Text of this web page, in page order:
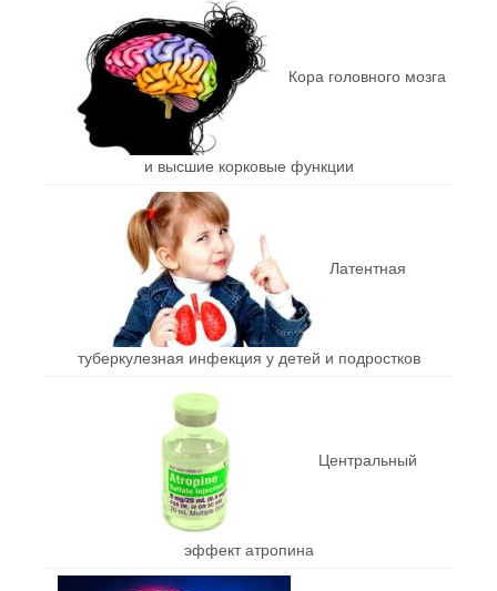
Кора головного мозга
и высшие корковые функции
Латентная
туберкулезная инфекция у детей и подростков
Центральный
эффект атропина